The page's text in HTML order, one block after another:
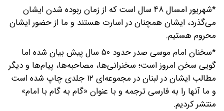
*شهریور امسال ۴۸ سال است که از زمان ربوده شدن ایشان
می‌گذرد، ایشان همچنان در اسارت هستند و ما از حضور ایشان
محروم هستیم.
*سخنان امام موسی صدر حدود ۵۰ سال پیش بیان شده اما
گویی سخن امروز است؛ سخنرانی‌ها، مصاحبه‌ها، پیام‌ها و دیگر
مطالب ایشان در لبنان در مجموعه‌ای ۱۲ جلدی چاپ شده است
و ما آنها را به فارسی ترجمه و با عنوان «گام به گام با امام»
منتشر کردیم.